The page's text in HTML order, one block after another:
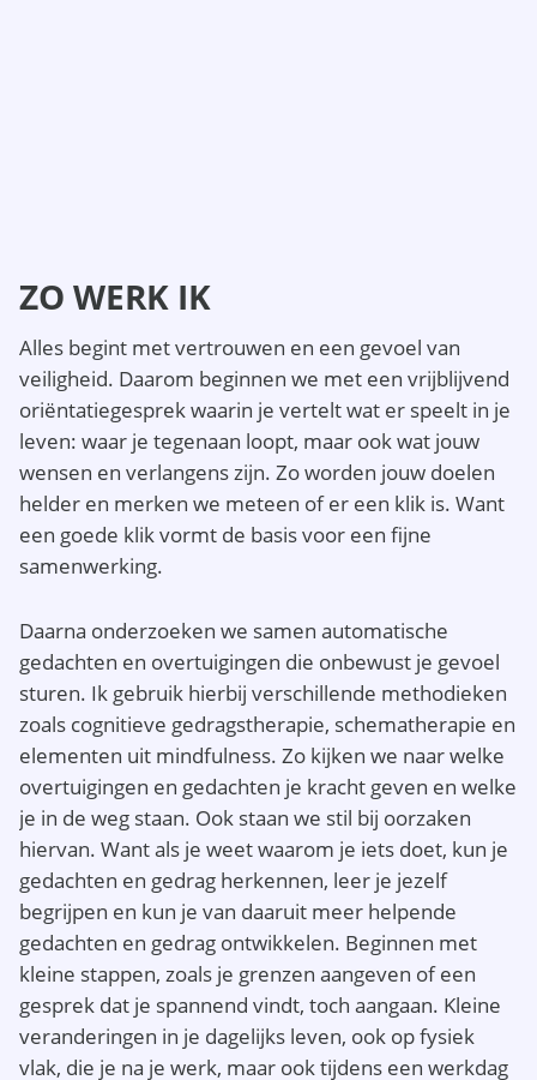
ZO WERK IK
Alles begint met vertrouwen en een gevoel van
veiligheid. Daarom beginnen we met een vrijblijvend
oriëntatiegesprek waarin je vertelt wat er speelt in je
leven: waar je tegenaan loopt, maar ook wat jouw
wensen en verlangens zijn. Zo worden jouw doelen
helder en merken we meteen of er een klik is. Want
een goede klik vormt de basis voor een fijne
samenwerking.
Daarna onderzoeken we samen automatische
gedachten en overtuigingen die onbewust je gevoel
sturen. Ik gebruik hierbij verschillende methodieken
zoals cognitieve gedragstherapie, schematherapie en
elementen uit mindfulness. Zo kijken we naar welke
overtuigingen en gedachten je kracht geven en welke
je in de weg staan. Ook staan we stil bij oorzaken
hiervan. Want als je weet waarom je iets doet, kun je
gedachten en gedrag herkennen, leer je jezelf
begrijpen en kun je van daaruit meer helpende
gedachten en gedrag ontwikkelen. Beginnen met
kleine stappen, zoals je grenzen aangeven of een
gesprek dat je spannend vindt, toch aangaan. Kleine
veranderingen in je dagelijks leven, ook op fysiek
vlak, die je na je werk, maar ook tijdens een werkdag